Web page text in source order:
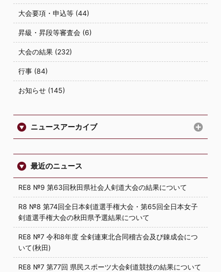
大会要項・申込等 (44)
昇級・昇段等審査会 (6)
大会の結果 (232)
行事 (84)
お知らせ (145)
ニュースアーカイブ
最近のニュース
RE8 №9 第63回秋田県社会人剣道大会の結果について
R8 №8 第74回全日本剣道選手権大会・第65回全日本女子
剣道選手権大会の秋田県予選結果について
RE8 №7 令和8年度 全剣連東北合同稽古会及び錬成会につ
いて(秋田)
RE8 №7 第77回 県民スポーツ大会剣道競技の結果について